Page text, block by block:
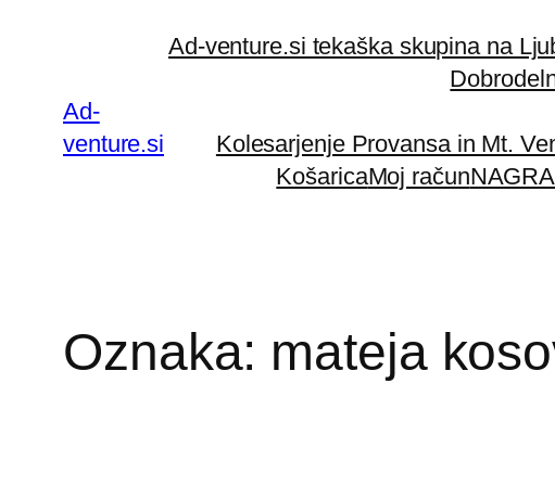
Ad-
venture.si
Ad-venture.si tekaška skupina na
Kolesarjenje Provansa in Mt.
KošaricaMoj račun
Oznaka: mateja